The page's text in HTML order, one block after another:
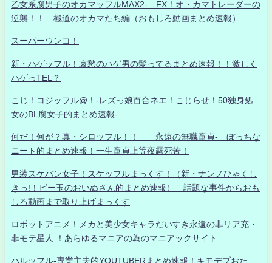
乙女系腐男子のオカマッフルMAX2- FX！オ・カマトレーダーの
逆襲！！ 極道のオカマたち編（おもしろ動画まとめ速報）
スーパーウンコ！
新・ハゲッフル！哀愁のハゲ男の髪ってるまとめ速報！！激しく
ハゲっTEL？
こじ！コジッフル@！-レズっ娘百合ネエ！こじらせ！50独身処
女のBL腐女子的まとめ速報-
何だ！何が？真・シロッフル！！ 永遠の無職童貞- ぼっちな
ニート的まとめ速報！一生童貞上等夜露死苦！
男装スケバン女子！スケッフルまっくす！（新・ナンノひゃくし
きっ!！ビー玉のおいぬさん的まとめ速報） 話題な事件からおも
しろ動画まで取り上げまっくす
ロボットアニメ！メカと美少女キャラだいすき永遠の非リア充・
非モテ星人 ！あらゆるマニアの為のマニアックサイト
ハルッフル-専業主夫的YOUTUBERまとめ速報！キモデブおた